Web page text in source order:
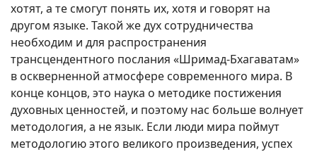
хотят, а те смогут понять их, хотя и говорят на
другом языке. Такой же дух сотрудничества
необходим и для распространения
трансцендентного послания «Шримад-Бхагаватам»
в оскверненной атмосфере современного мира. В
конце концов, это наука о методике постижения
духовных ценностей, и поэтому нас больше волнует
методология, а не язык. Если люди мира поймут
методологию этого великого произведения, успех